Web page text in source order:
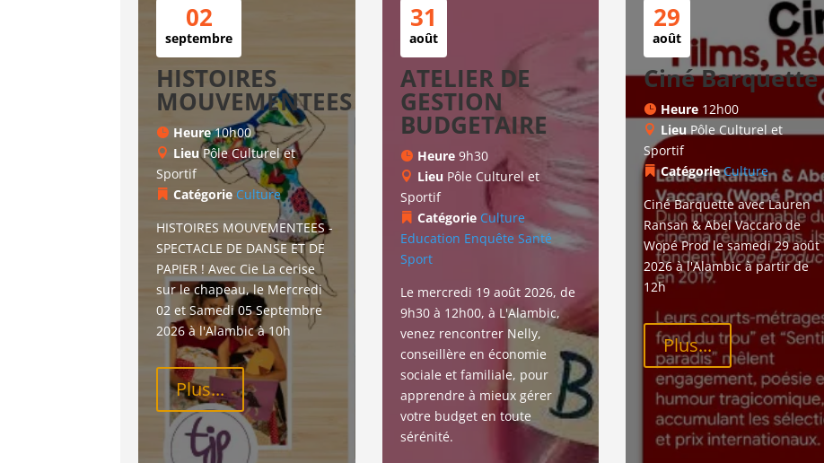
02
septembre
HISTOIRES
MOUVEMENTEES
Heure10h00
LieuPôle Culturel et
Sportif
Catégorie Culture
HISTOIRES MOUVEMENTEES -
SPECTACLE DE DANSE ET DE
PAPIER ! Avec Cie La cerise
sur le chapeau, le Mercredi
02 et Samedi 05 Septembre
2026 à l'Alambic à 10h
Plus...
31
août
ATELIER DE
GESTION
BUDGETAIRE
Heure 9h30
Lieu Pôle Culturel et
Sportif
Catégorie Culture
Education Enquête Santé
Sport
Le mercredi 19 août 2026, de
9h30 à 12h00, à L'Alambic,
venez rencontrer Nelly,
conseillère en économie
sociale et familiale, pour
apprendre à mieux gérer
votre budget en toute
sérénité.
29
août
Ciné Barquette
Heure 12h00
LieuPôle Culturel et
Sportif
CatégorieCulture
Ciné Barquette avec Lauren
Ransan & Abel Vaccaro de
Wopé Prod le samedi 29 août
2026 à l'Alambic à partir de
12h
Plus...